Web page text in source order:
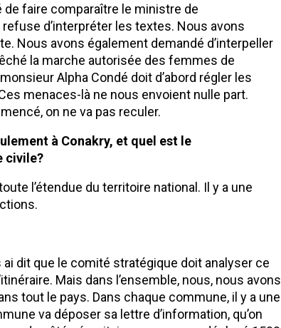
faire comparaître le ministre de
refuse d’interpréter les textes. Nous avons
Nous avons également demandé d’interpeller
la marche autorisée des femmes de
Alpha Condé doit d’abord régler les
menaces-là ne nous envoient nulle part.
on ne va pas reculer.
à Conakry, et quel est le
civile?
l’étendue du territoire national. Il y a une
dit que le comité stratégique doit analyser ce
Mais dans l’ensemble, nous, nous avons
tout le pays. Dans chaque commune, il y a une
va déposer sa lettre d’information, qu’on